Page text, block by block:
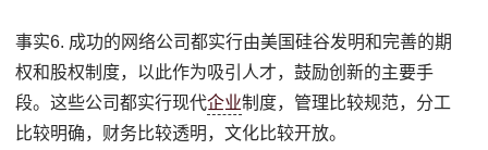
事实6. 成功的网络公司都实行由美国硅谷发明和完善的期
权和股权制度，以此作为吸引人才，鼓励创新的主要手
段。这些公司都实行现代企业制度，管理比较规范，分工
比较明确，财务比较透明，文化比较开放。